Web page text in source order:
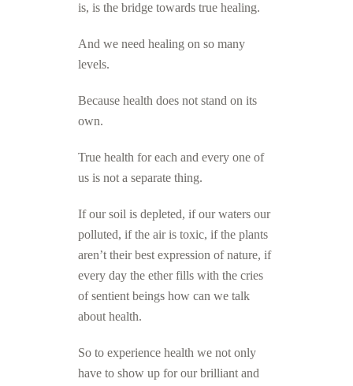
is, is the bridge towards true healing.
And we need healing on so many
levels.
Because health does not stand on its
own.
True health for each and every one of
us is not a separate thing.
If our soil is depleted, if our waters our
polluted, if the air is toxic, if the plants
aren’t their best expression of nature, if
every day the ether fills with the cries
of sentient beings how can we talk
about health.
So to experience health we not only
have to show up for our brilliant and